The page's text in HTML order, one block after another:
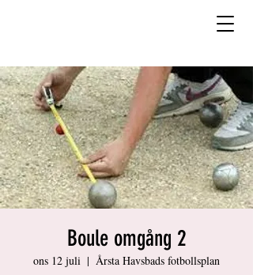
Boule omgång 2
ons 12 juli
  |
Årsta Havsbads fotbollsplan